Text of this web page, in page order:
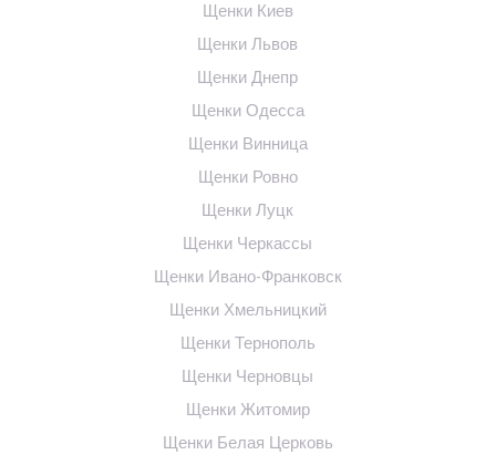
Щенки Киев
Щенки Львов
Щенки Днепр
Щенки Одесса
Щенки Винница
Щенки Ровно
Щенки Луцк
Щенки Черкассы
Щенки Ивано-Франковск
Щенки Хмельницкий
Щенки Тернополь
Щенки Черновцы
Щенки Житомир
Щенки Белая Церковь